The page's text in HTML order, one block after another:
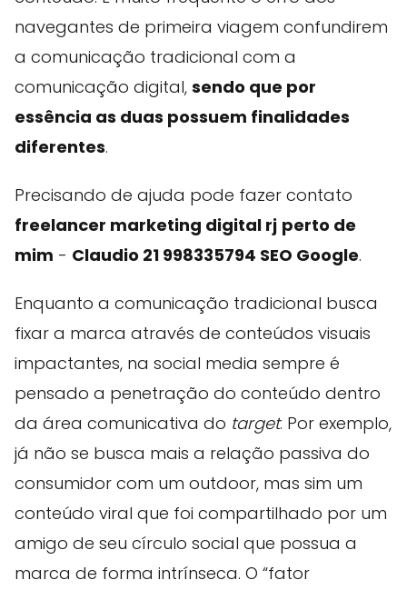
navegantes de primeira viagem confundirem
a comunicação tradicional com a
comunicação digital, sendo que por
essência as duas possuem finalidades
diferentes.
Precisando de ajuda pode fazer contato
freelancer marketing digital rj perto de
mim - Claudio 21 998335794 SEO Google.
Enquanto a comunicação tradicional busca
fixar a marca através de conteúdos visuais
impactantes, na social media sempre é
pensado a penetração do conteúdo dentro
da área comunicativa do target. Por exemplo,
já não se busca mais a relação passiva do
consumidor com um outdoor, mas sim um
conteúdo viral que foi compartilhado por um
amigo de seu círculo social que possua a
marca de forma intrínseca. O “fator